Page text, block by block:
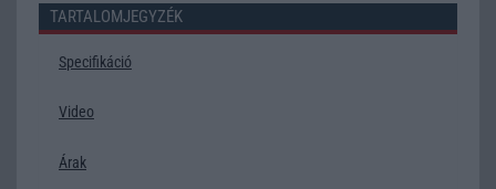
TARTALOMJEGYZÉK
Specifikáció
Video
Árak